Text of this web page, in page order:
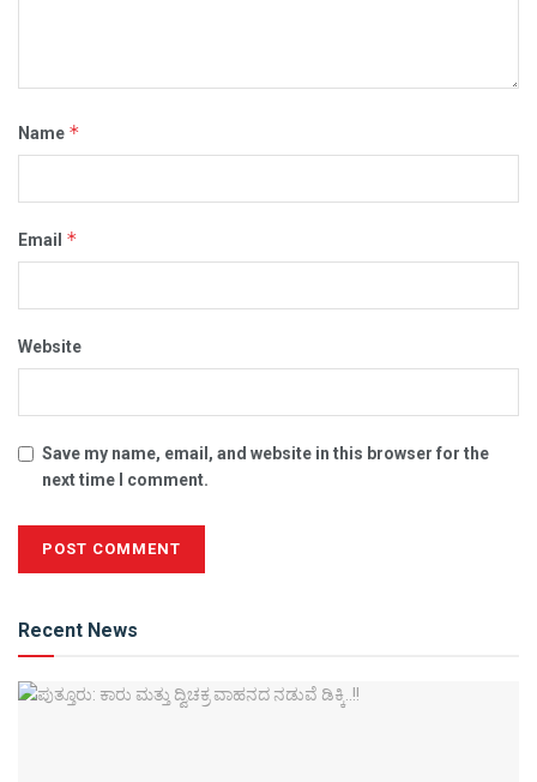
Name *
Email *
Website
Save my name, email, and website in this browser for the
next time I comment.
Recent News